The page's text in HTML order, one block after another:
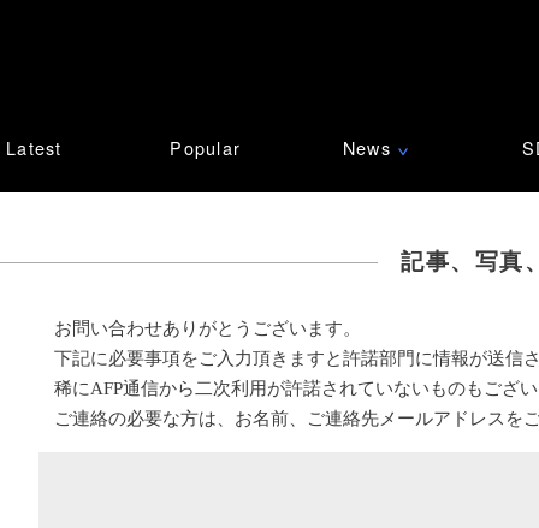
Latest Popular News ∨
記事、写真
お問い合わせありがとうございます。
下記に必要事項をご入力頂きますと許諾部門に情報が送信
稀にAFP通信から二次利用が許諾されていないものもござ
ご連絡の必要な方は、お名前、ご連絡先メールアドレスを